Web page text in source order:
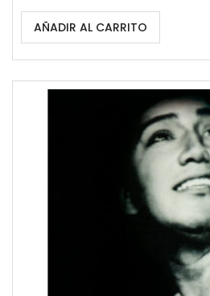
AÑADIR AL CARRITO